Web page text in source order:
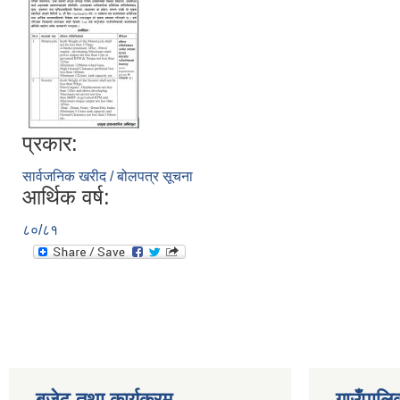
प्रकार:
सार्वजनिक खरीद / बोलपत्र सूचना
आर्थिक वर्ष:
८०/८१